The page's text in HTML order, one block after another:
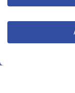
© VBL 2026